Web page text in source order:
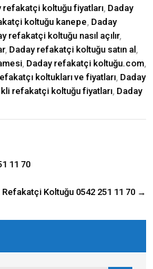
refakatçi koltuğu fiyatları Daday
koltuğu kanepe Daday
refakatçi koltuğu nasıl açılır,
, Daday refakatçi koltuğu satın al
Daday refakatçi koltuğu.com
koltukları ve fiyatları Daday
refakatçi koltuğu fiyatları Daday
11 70
Refakatçi Koltuğu 0542 251 11 70 →